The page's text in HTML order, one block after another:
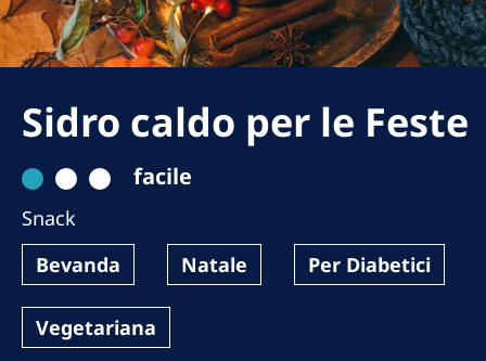
Romania
Russia
Serbia
Slovakia
Slovenia
Spain
Sweden
Switzerland
United Kingdom
Sidro caldo per le Feste
facile
Snack
Bevanda
Natale Per Diabetici
Vegetariana